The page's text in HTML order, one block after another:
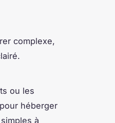
complexe,
ou les
héberger
à